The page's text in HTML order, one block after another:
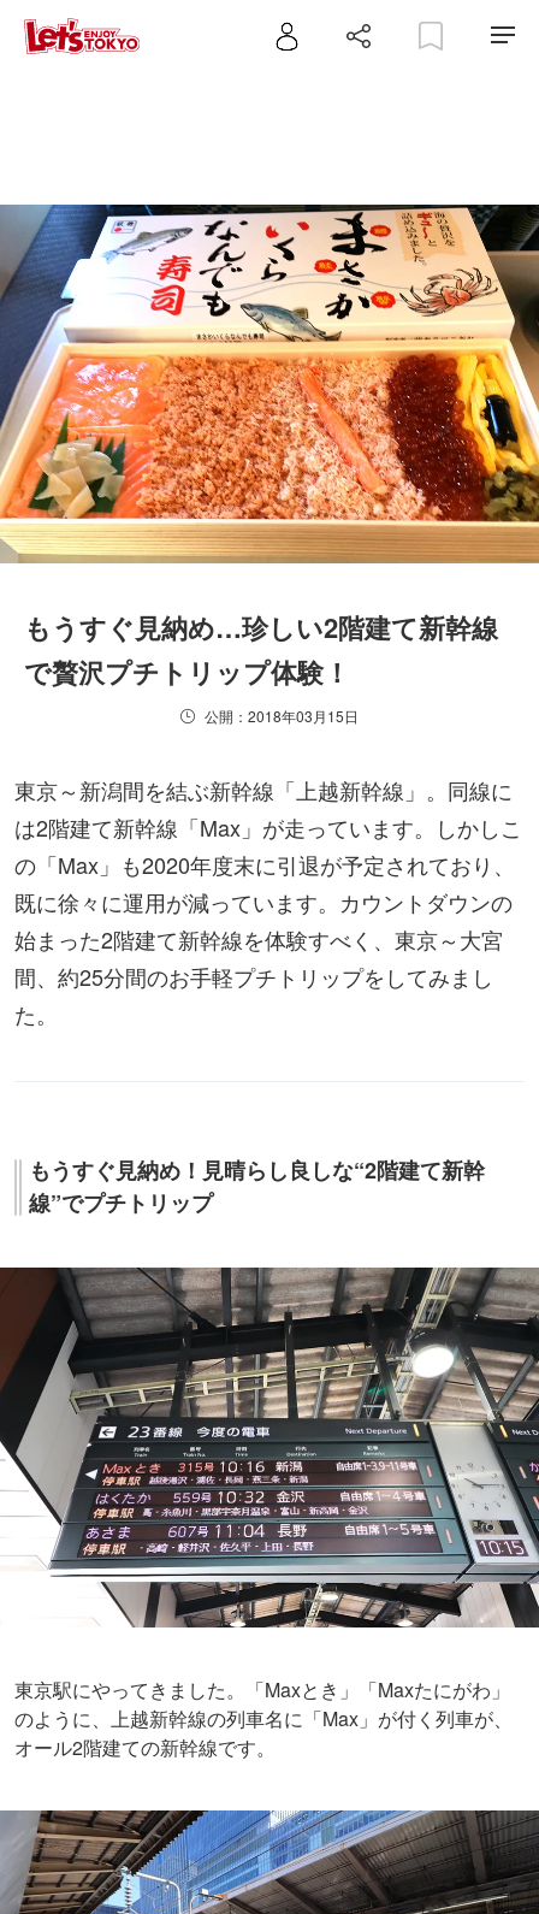
もうすぐ見納め…珍しい2階建て新幹線
で贅沢プチトリップ体験！
公開：2018年03月15日
東京～新潟間を結ぶ新幹線「上越新幹線」。同線に
は2階建て新幹線「Max」が走っています。しかしこ
の「Max」も2020年度末に引退が予定されており、
既に徐々に運用が減っています。カウントダウンの
始まった2階建て新幹線を体験すべく、東京～大宮
間、約25分間のお手軽プチトリップをしてみまし
た。
もうすぐ見納め！見晴らし良しな“2階建て新幹
線”でプチトリップ
東京駅にやってきました。「Maxとき」「Maxたにがわ」
のように、上越新幹線の列車名に「Max」が付く列車が、
オール2階建ての新幹線です。